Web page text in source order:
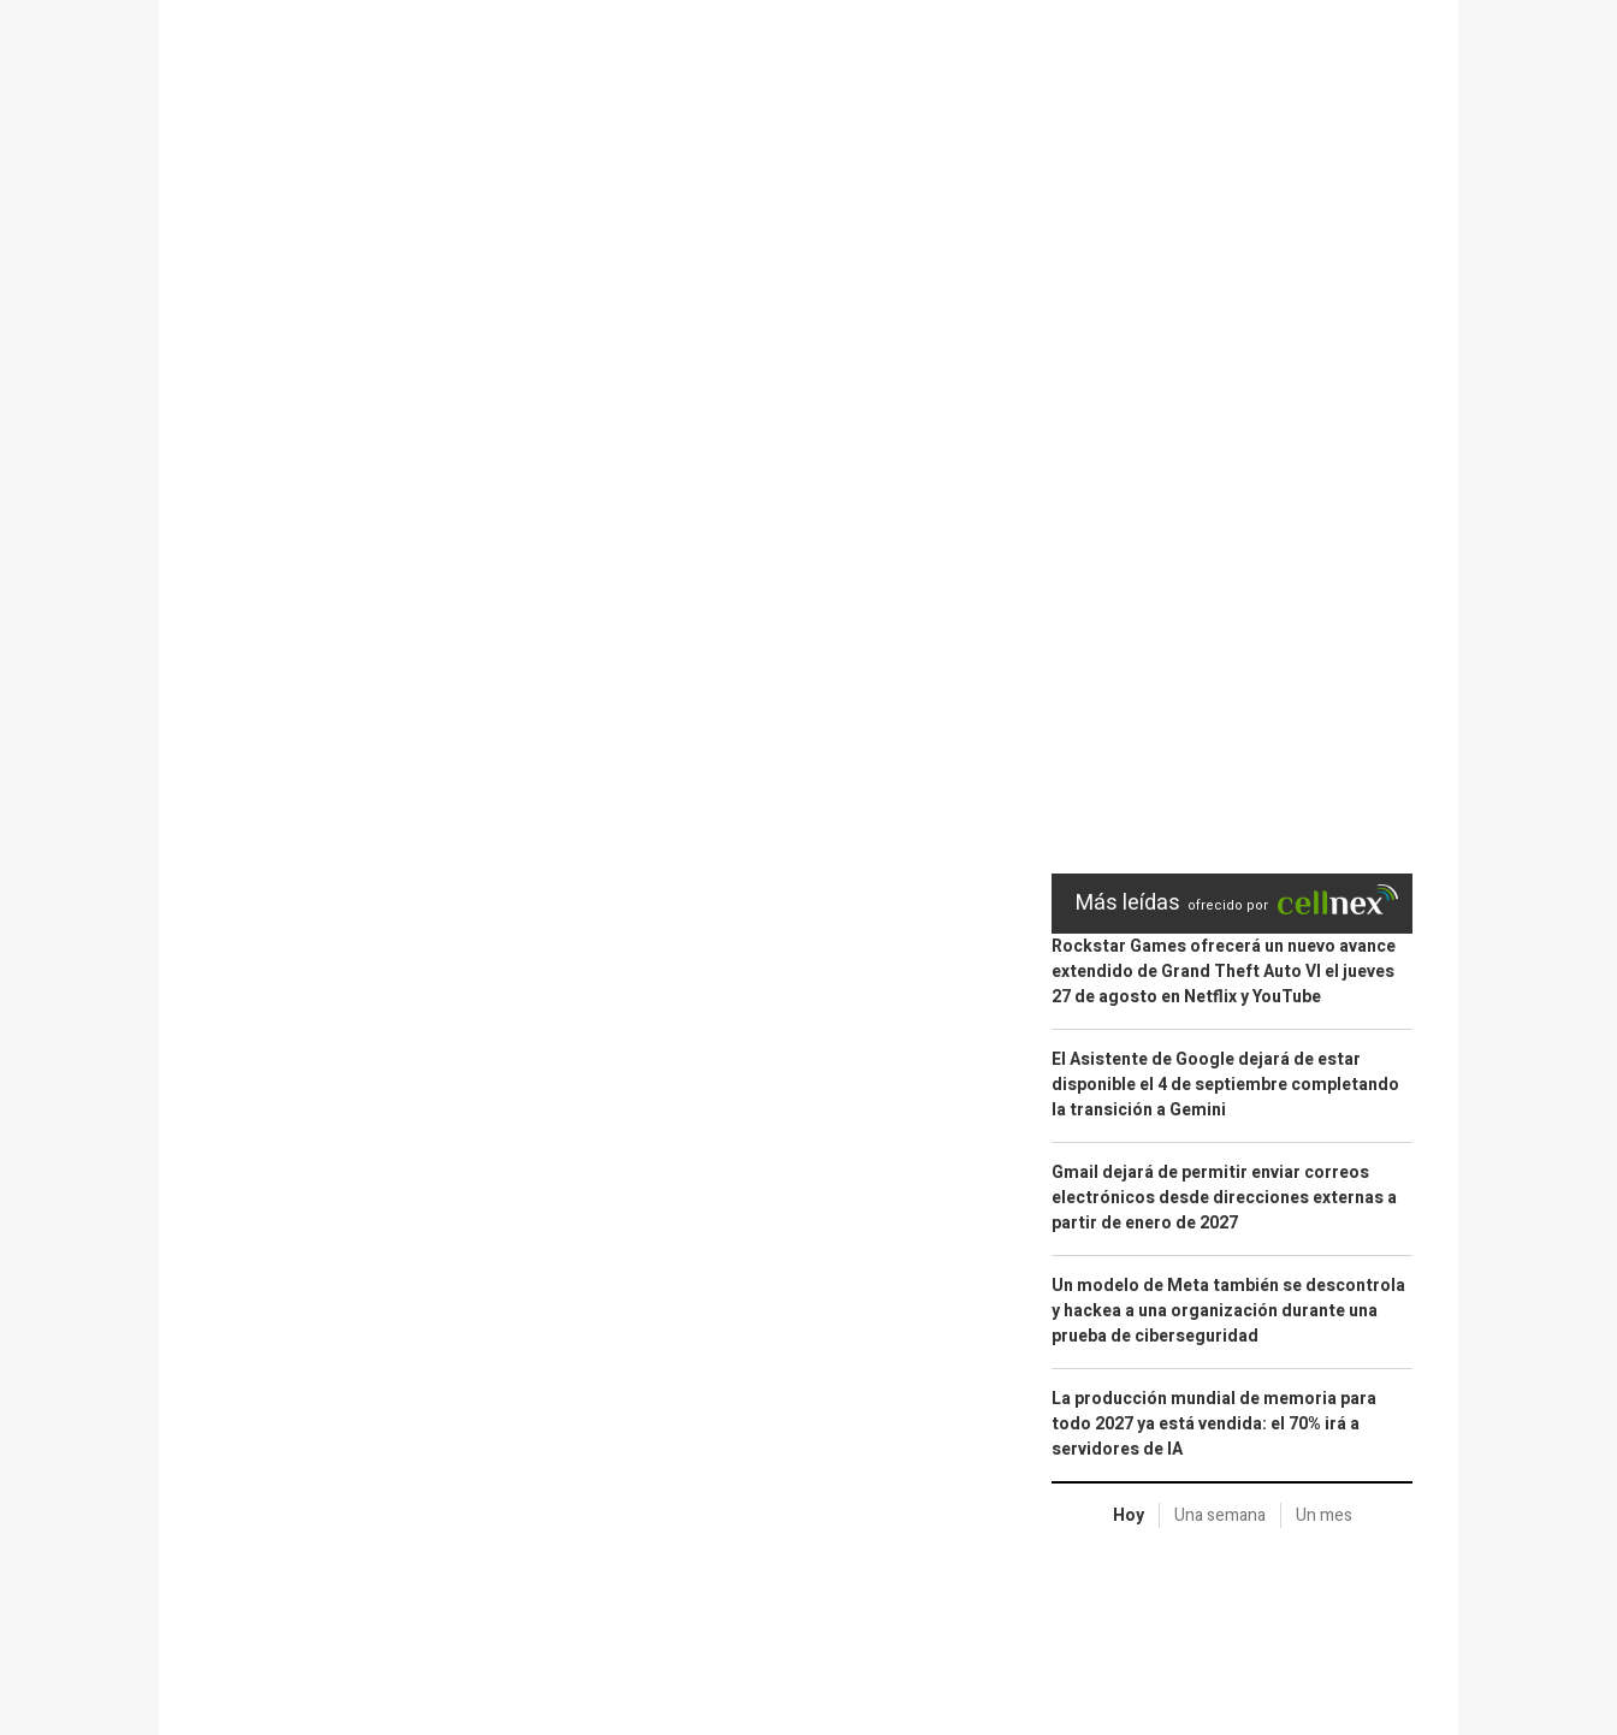
Más leídas ofrecido por
Rockstar Games ofrecerá un nuevo avance
extendido de Grand Theft Auto VI el jueves
27 de agosto en Netflix y YouTube
El Asistente de Google dejará de estar
disponible el 4 de septiembre completando
la transición a Gemini
Gmail dejará de permitir enviar correos
electrónicos desde direcciones externas a
partir de enero de 2027
Un modelo de Meta también se descontrola
y hackea a una organización durante una
prueba de ciberseguridad
La producción mundial de memoria para
todo 2027 ya está vendida: el 70% irá a
servidores de IA
Hoy Una semana Un mes